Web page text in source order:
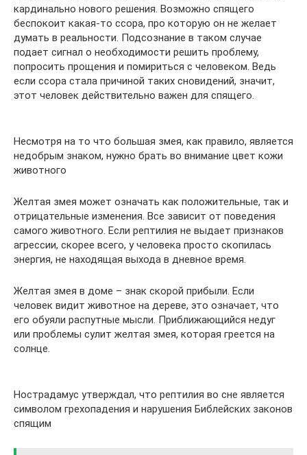
кардинально нового решения. Возможно спящего
беспокоит какая-то ссора, про которую он не желает
думать в реальности. Подсознание в таком случае
подает сигнал о необходимости решить проблему,
попросить прощения и помириться с человеком. Ведь
если ссора стала причиной таких сновидений, значит,
этот человек действительно важен для спящего.
Несмотря на то что большая змея, как правило, является
недобрым знаком, нужно брать во внимание цвет кожи
животного
Желтая змея может означать как положительные, так и
отрицательные изменения. Все зависит от поведения
самого животного. Если рептилия не выдает признаков
агрессии, скорее всего, у человека просто скопилась
энергия, не находящая выхода в дневное время.
Желтая змея в доме – знак скорой прибыли. Если
человек видит животное на дереве, это означает, что
его обуяли распутные мысли. Приближающийся недуг
или проблемы сулит желтая змея, которая греется на
солнце.
Нострадамус утверждал, что рептилия во сне является
символом грехопадения и нарушения Библейских законов
спящим